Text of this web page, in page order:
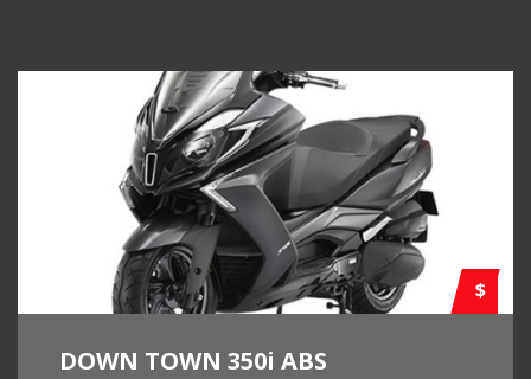
$
DOWN TOWN 350i ABS